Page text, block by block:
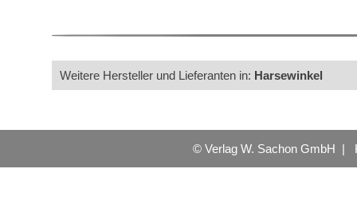
Weitere Hersteller und Lieferanten in: Harsewinkel
© Verlag W. Sachon GmbH |